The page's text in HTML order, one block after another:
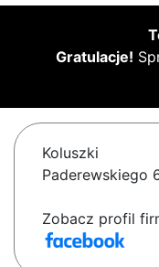
Gratulacje!
Koluszki
Paderewskiego
Zobacz profil